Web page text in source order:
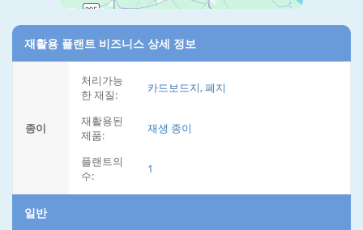
재활용 플랜트 비즈니스 상세 정보
종이
처리가능
한 재질:
카드보드지, 폐지
재활용된
제품:
재생 종이
플랜트의
수:
1
일반